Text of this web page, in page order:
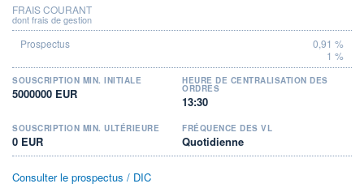
FRAIS COURANT
dont frais de gestion
0,91 %
1 %
SOUSCRIPTION MIN. INITIALE
5000000 EUR
HEURE DE CENTRALISATION DES
ORDRES
13:30
SOUSCRIPTION MIN. ULTÉRIEURE
0 EUR
FRÉQUENCE DES VL
Quotidienne
Consulter le prospectus / DIC